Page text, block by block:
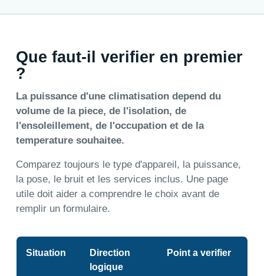
Que faut-il verifier en premier
?
La puissance d'une climatisation depend du
volume de la piece, de l'isolation, de
l'ensoleillement, de l'occupation et de la
temperature souhaitee.
Comparez toujours le type d'appareil, la puissance,
la pose, le bruit et les services inclus. Une page
utile doit aider a comprendre le choix avant de
remplir un formulaire.
Situation
Direction
logique
Point a verifier